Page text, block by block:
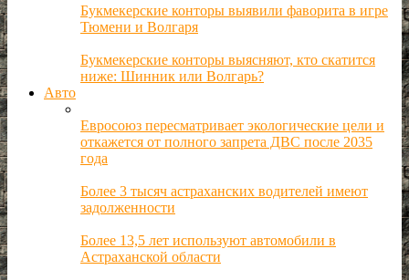
Букмекерские конторы выявили фаворита в игре
Тюмени и Волгаря
Букмекерские конторы выясняют, кто скатится
ниже: Шинник или Волгарь?
Авто
Евросоюз пересматривает экологические цели и
откажется от полного запрета ДВС после 2035
года
Более 3 тысяч астраханских водителей имеют
задолженности
Более 13,5 лет используют автомобили в
Астраханской области